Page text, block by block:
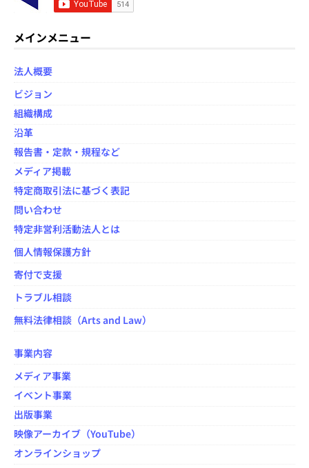
b
o
o
k
er d
メインメニュー
法人概要
ビジョン
組織構成
沿革
報告書・定款・規程など
メディア掲載
特定商取引法に基づく表記
問い合わせ
特定非営利活動法人とは
個人情報保護方針
寄付で支援
トラブル相談
無料法律相談（Arts and Law）
事業内容
メディア事業
イベント事業
出版事業
映像アーカイブ（YouTube）
オンラインショップ